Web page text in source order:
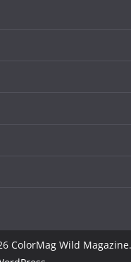
ColorMag Wild Magazine